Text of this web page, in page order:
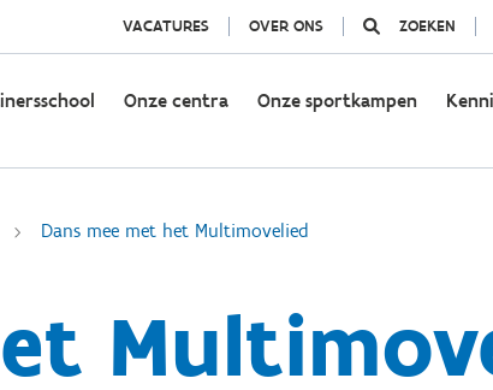
VACATURES OVER ONS ZOEKEN
Onze centra Onze sportkampen
Dans mee met het Multimovelied